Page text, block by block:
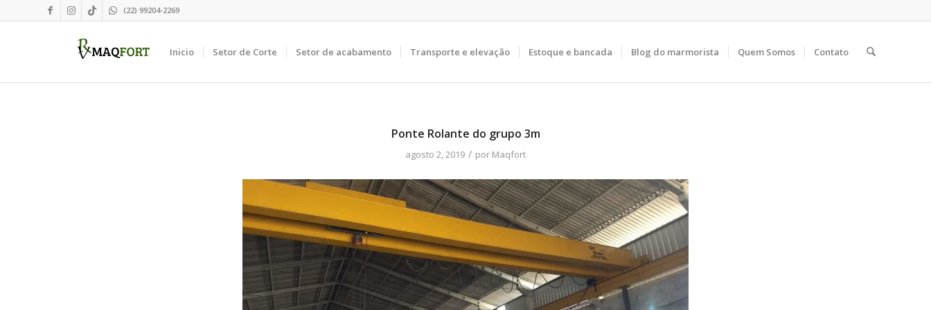
(22) 99204-2269
Inicio Setor de Corte Setor de acabamento Transporte e elevação Estoque e bancada Blog do marmorista Quem Somos Contato
Ponte Rolante do grupo 3m
agosto 2, 2019 / por Maqfort